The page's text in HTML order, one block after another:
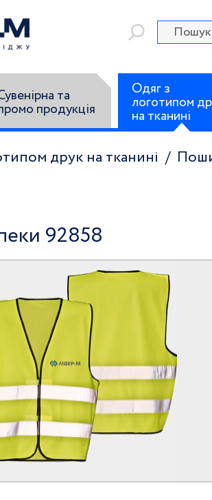
та
продукція
Одяг з
логотипом
на тканині
друк на тканині
92858